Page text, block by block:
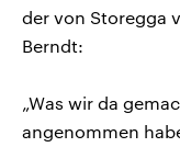
der von Storegga
Berndt:
„Was wir da
angenommen